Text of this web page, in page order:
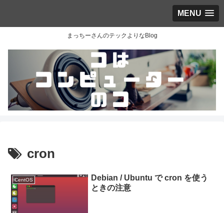
MENU
まっちーさんのテックよりなBlog
cron
CentOS
Debian / Ubuntu で cron を使う
ときの注意